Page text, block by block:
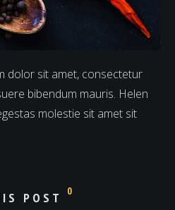
dolor sit amet, consectetur
bibendum mauris. Helen
molestie sit amet sit
POST 0